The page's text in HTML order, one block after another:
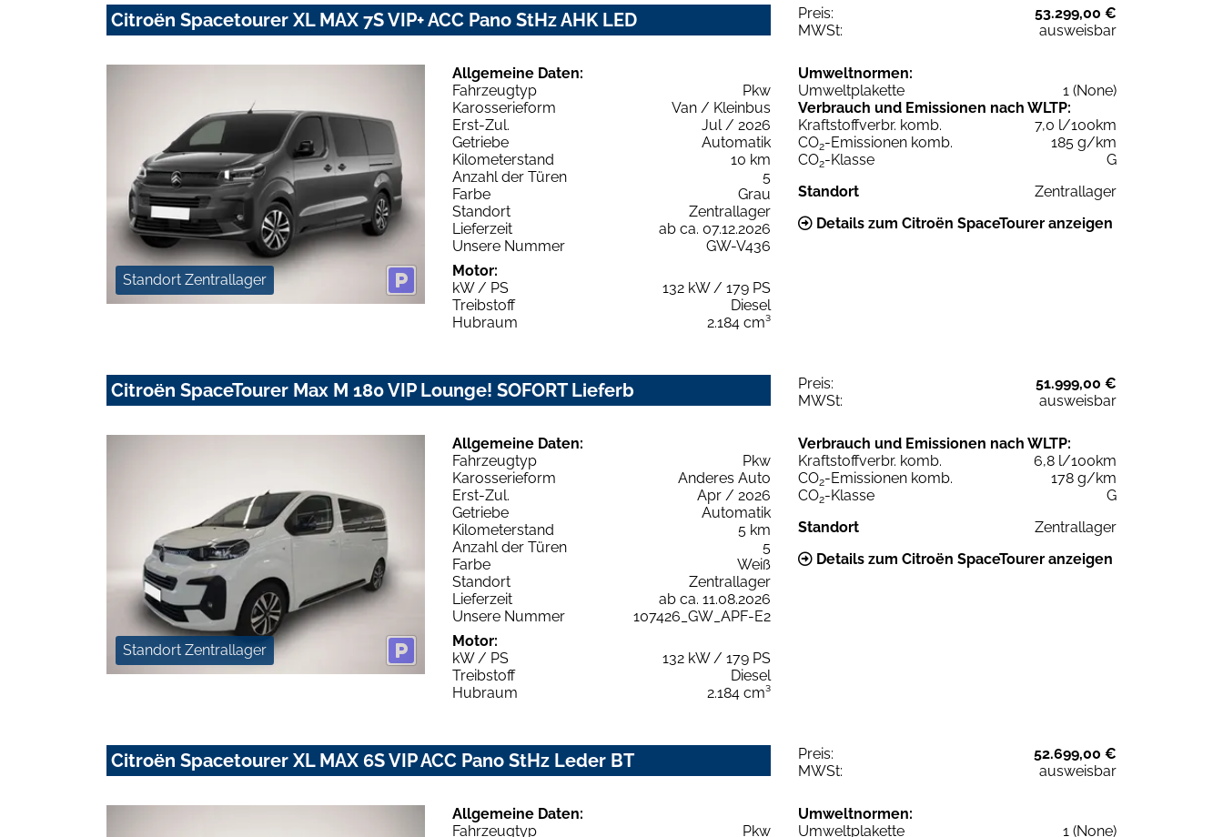
Citroën Spacetourer XL MAX 7S VIP+ ACC Pano StHz AHK LED Preis:
53.299,00 €
MWSt:
ausweisbar
Standort Zentrallager
Allgemeine Daten:
Fahrzeugtyp
Pkw
Karosserieform
Van / Kleinbus
Erst-Zul.
Jul / 2026
Getriebe
Automatik
Kilometerstand
10 km
Anzahl der Türen
5
Farbe
Grau
Standort
Zentrallager
Lieferzeit
ab ca. 07.12.2026
Unsere Nummer
GW-V436
Motor:
kW / PS
132 kW / 179 PS
Treibstoff
Diesel
Hubraum
2.184 cm³
Umweltnormen:
Umweltplakette
1 (None)
Verbrauch und Emissionen nach WLTP:
Kraftstoffverbr. komb.
7,0 l/100km
CO2-Emissionen komb.
185 g/km
CO2-Klasse
G
Standort
Zentrallager
Details zum Citroën SpaceTourer anzeigen
Citroën SpaceTourer Max M 180 VIP Lounge! SOFORT Lieferb Preis:
51.999,00 €
MWSt:
ausweisbar
Standort Zentrallager
Allgemeine Daten:
Fahrzeugtyp
Pkw
Karosserieform
Anderes Auto
Erst-Zul.
Apr / 2026
Getriebe
Automatik
Kilometerstand
5 km
Anzahl der Türen
5
Farbe
Weiß
Standort
Zentrallager
Lieferzeit
ab ca. 11.08.2026
Unsere Nummer
107426_GW_APF-E2
Motor:
kW / PS
132 kW / 179 PS
Treibstoff
Diesel
Hubraum
2.184 cm³
Verbrauch und Emissionen nach WLTP:
Kraftstoffverbr. komb.
6,8 l/100km
CO2-Emissionen komb.
178 g/km
CO2-Klasse
G
Standort
Zentrallager
Details zum Citroën SpaceTourer anzeigen
Citroën Spacetourer XL MAX 6S VIP ACC Pano StHz Leder BT Preis:
52.699,00 €
MWSt:
ausweisbar
Allgemeine Daten:
Fahrzeugtyp
Pkw
Umweltnormen:
Umweltplakette
1 (None)